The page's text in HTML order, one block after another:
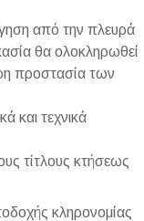
από την πλευρά
θα ολοκληρωθεί
προστασία των
και τεχνικά
τίτλους κτήσεως
κληρονομίας